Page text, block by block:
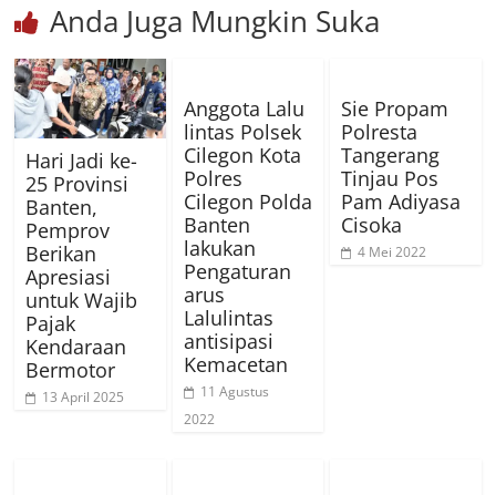
Anda Juga Mungkin Suka
Hari Jadi ke-
25 Provinsi
Banten,
Pemprov
Berikan
Apresiasi
untuk Wajib
Pajak
Kendaraan
Bermotor
13 April 2025
Anggota Lalu
lintas Polsek
Cilegon Kota
Polres
Cilegon Polda
Banten
lakukan
Pengaturan
arus
Lalulintas
antisipasi
Kemacetan
11 Agustus
2022
Sie Propam
Polresta
Tangerang
Tinjau Pos
Pam Adiyasa
Cisoka
4 Mei 2022